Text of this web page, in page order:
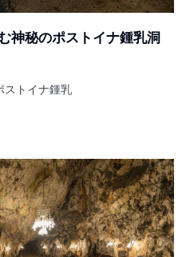
神秘のポストイナ鍾乳洞
ストイナ鍾乳